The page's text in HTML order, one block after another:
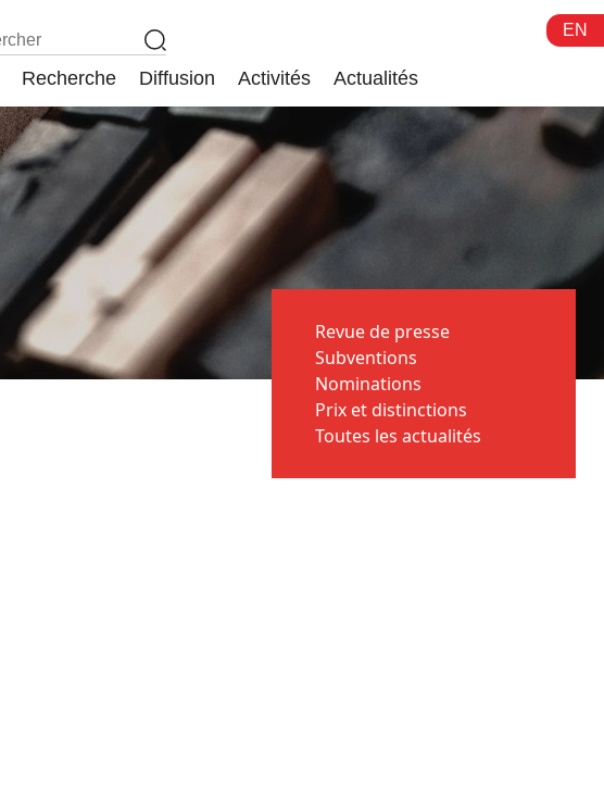
EN
Recherche Diffusion Activités Actualités
Revue de presse
Subventions
Nominations
Prix et distinctions
Toutes les actualités